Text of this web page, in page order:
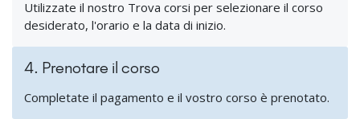
Utilizzate il nostro Trova corsi per selezionare il corso
desiderato, l'orario e la data di inizio.
4. Prenotare il corso
Completate il pagamento e il vostro corso è prenotato.